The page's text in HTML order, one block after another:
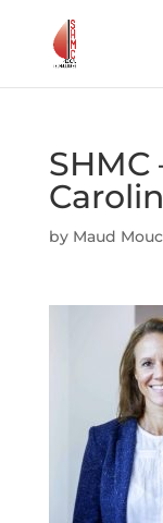
SHMC
by Maud